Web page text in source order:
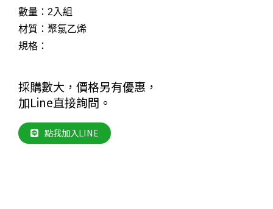
數量：2入組
材質：聚氯乙烯
規格：
採購數大，價格另有優惠，
加Line直接詢問。
點我加入LINE